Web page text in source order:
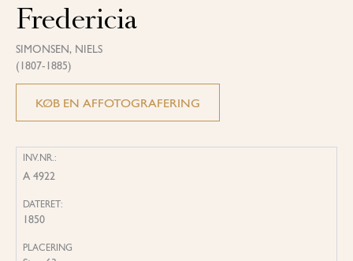
Fredericia
SIMONSEN, NIELS
(1807-1885)
KØB EN AFFOTOGRAFERING
INV.NR.:
A 4922
DATERET:
1850
PLACERING